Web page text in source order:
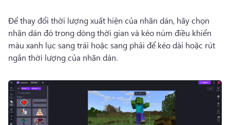
Để thay đổi thời lượng xuất hiện của nhãn dán, hãy chọn
nhãn dán đó trong dòng thời gian và kéo núm điều khiển
màu xanh lục sang trái hoặc sang phải để kéo dài hoặc rút
ngắn thời lượng của nhãn dán.